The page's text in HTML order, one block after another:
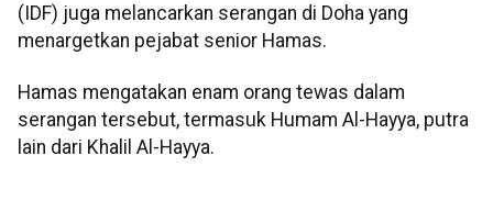
(IDF) juga melancarkan serangan di Doha yang
menargetkan pejabat senior Hamas.
Hamas mengatakan enam orang tewas dalam
serangan tersebut, termasuk Humam Al-Hayya, putra
lain dari Khalil Al-Hayya.